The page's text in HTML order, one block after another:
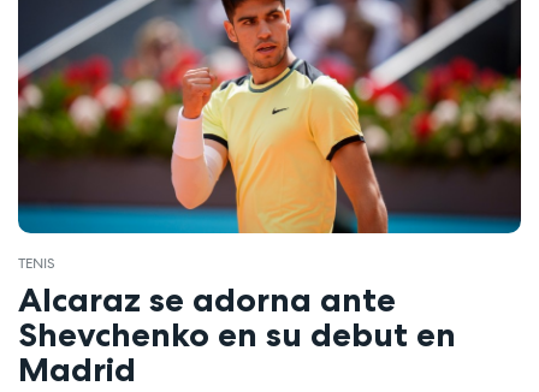
TENIS
Alcaraz se adorna ante
Shevchenko en su debut en
Madrid